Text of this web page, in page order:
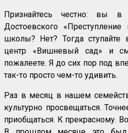
Признайтесь честно: вы
Достоевского
школы? Нет? Тогда
центр «Вишневый сад» и
пожалеете. Я до сих пор под
так-то просто чем-то удивить.
Раз в месяц в нашем
культурно просвещаться.
приобщаться. К прекрасному.